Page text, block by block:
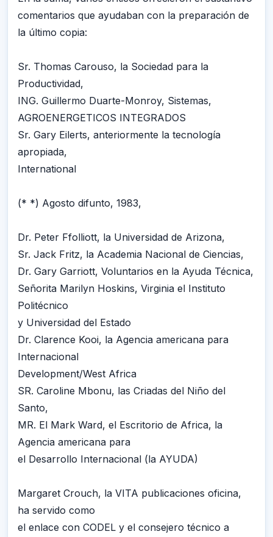
comentarios que ayudaban con la preparación de
la último copia:
Sr. Thomas Carouso, la Sociedad para la
Productividad,
ING. Guillermo Duarte-Monroy, Sistemas,
AGROENERGETICOS INTEGRADOS
Sr. Gary Eilerts, anteriormente la tecnología
apropiada,
International
(* *) Agosto difunto, 1983,
Dr. Peter Ffolliott, la Universidad de Arizona,
Sr. Jack Fritz, la Academia Nacional de Ciencias,
Dr. Gary Garriott, Voluntarios en la Ayuda Técnica,
Señorita Marilyn Hoskins, Virginia el Instituto
Politécnico
y Universidad del Estado
Dr. Clarence Kooi, la Agencia americana para
Internacional
Development/West Africa
SR. Caroline Mbonu, las Criadas del Niño del
Santo,
MR. El Mark Ward, el Escritorio de Africa, la
Agencia americana para
el Desarrollo Internacional (la AYUDA)
Margaret Crouch, la VITA publicaciones oficina,
ha servido como
el enlace con CODEL y el consejero técnico a